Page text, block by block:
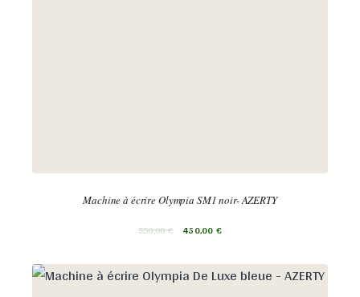
Machine à écrire Olympia SM1 noir- AZERTY
550,00€ 450,00€